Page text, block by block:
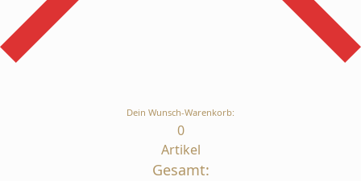
Dein Wunsch-Warenkorb:
0
Artikel
Gesamt: